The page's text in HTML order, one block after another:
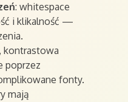
: whitespace
i klikalność —
kontrastowa
poprzez
fonty.
mają